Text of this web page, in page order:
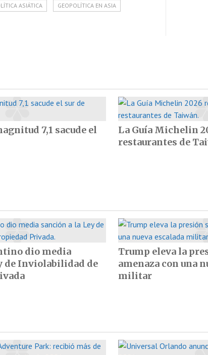
ASIÁTICA GEOPOLÍTICA EN ASIA
7,1 sacude el
La Guía Michelin
restaurantes de
dio media
de Inviolabilidad de
Trump eleva la
amenaza con una
militar